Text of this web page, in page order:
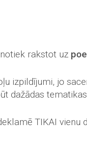
rakstot uz
izpildījumi, jo
dažādas
TIKAI vienu